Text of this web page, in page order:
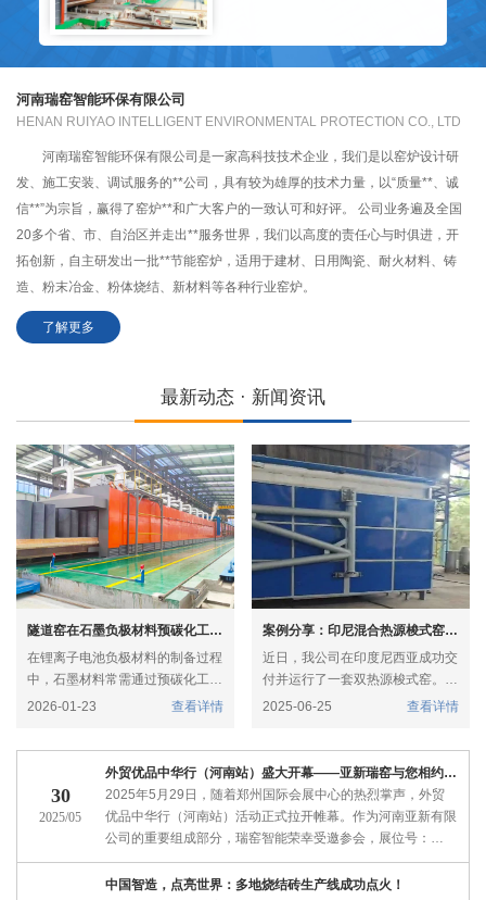
河南瑞窑智能环保有限公司
HENAN RUIYAO INTELLIGENT ENVIRONMENTAL PROTECTION CO., LTD
河南瑞窑智能环保有限公司是一家高科技技术企业，我们是以窑炉设计研
发、施工安装、调试服务的**公司，具有较为雄厚的技术力量，以“质量**、诚
信**”为宗旨，赢得了窑炉**和广大客户的一致认可和好评。 公司业务遍及全国
20多个省、市、自治区并走出**服务世界，我们以高度的责任心与时俱进，开
拓创新，自主研发出一批**节能窑炉，适用于建材、日用陶瓷、耐火材料、铸
造、粉末冶金、粉体烧结、新材料等各种行业窑炉。
了解更多
最新动态 · 新闻资讯
隧道窑在石墨负极材料预碳化工艺中的应用
在锂离子电池负极材料的制备过程
中，石墨材料常需通过预碳化工艺
进行表面改性与结构优化。该工艺
窑因其连续化生产、温控精准、能
耗较低等优势，成为石墨负极材料
预碳化环节的理想选择。
2026-01-23 查看详情
案例分享：印尼混合热源梭式窑项目
近日，我公司在印度尼西亚成功交
付并运行了一套双热源梭式窑。该
项目以天然气与垃圾混合燃料为核
解决方案
2025-06-25 查看详情
30
2025/05
外贸优品中华行（河南站）盛大开幕——亚新瑞窑与您相约郑州
2025年5月29日，随着郑州国际会展中心的热烈掌声，外贸
优品中华行（河南站）活动正式拉开帷幕。作为河南亚新有限
公司的重要组成部分，瑞窑智能荣幸受邀参会，展位号：
1E09，活动日期：5月29日至31日。
中国智造，点亮世界：多地烧结砖生产线成功点火！